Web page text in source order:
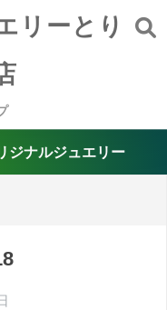
リーとり
ジナルジュエリー